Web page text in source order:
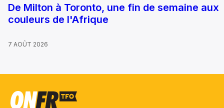
De Milton à Toronto, une fin de semaine aux
couleurs de l'Afrique
7 AOÛT 2026